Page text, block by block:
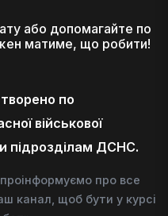
або допомагайте по
матиме, що робити!
по
військової
підрозділам ДСНС.
про все
канал, щоб бути у курсі